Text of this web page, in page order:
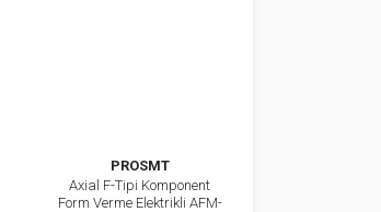
PROSMT
Axial F-Tipi Komponent
Form Verme Elektrikli AFM-
İncele